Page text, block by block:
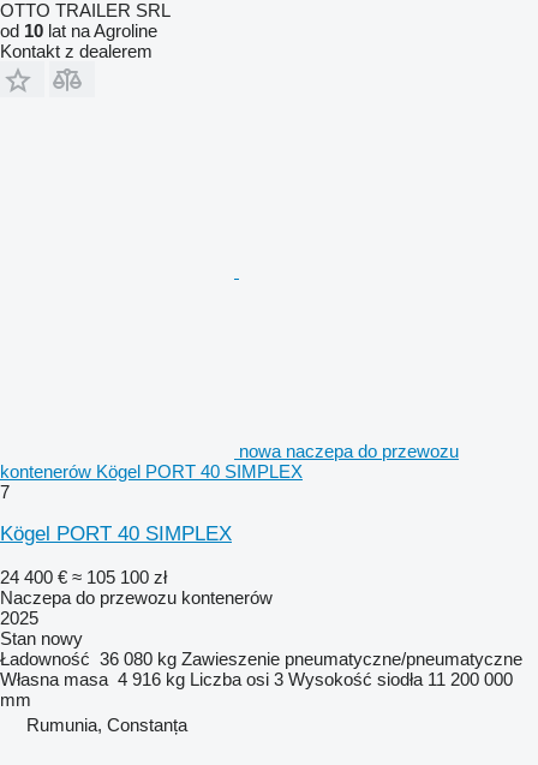
OTTO TRAILER SRL
od 10 lat na Agroline
Kontakt z dealerem
nowa naczepa do przewozu
kontenerów Kögel PORT 40 SIMPLEX
7
Kögel PORT 40 SIMPLEX
24 400 € ≈ 105 100 zł
Naczepa do przewozu kontenerów
2025
Stan nowy
Ładowność 36 080 kg Zawieszenie pneumatyczne/pneumatyczne
Własna masa 4 916 kg Liczba osi 3 Wysokość siodła 11 200 000
mm
Rumunia, Constanța